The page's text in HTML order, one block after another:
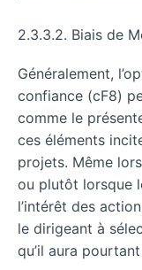
2.3.3.2. Biais de
Généralement,
confiance (cF8)
comme le
ces éléments
projets. Même
ou plutôt lorsque
l’intérêt des
le dirigeant à
qu’il aura